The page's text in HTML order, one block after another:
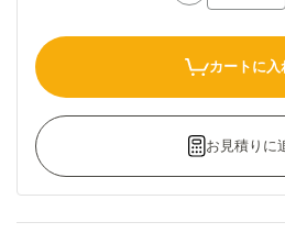
カートに入
お見積りに